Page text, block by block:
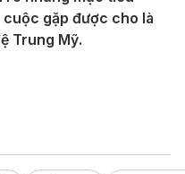
gặp được cho là
Trung Mỹ.